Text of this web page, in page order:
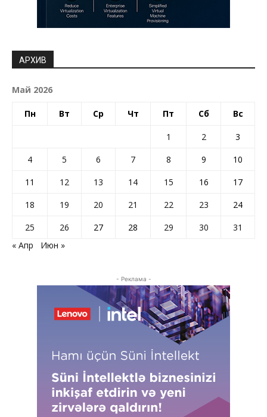
АРХИВ
Май 2026
Пн Вт Ср Чт Пт Сб Вс
1 2
3
4
5 6 7 8 9
10
11
12 13 14 15 16
17
18
19 20 21 22 23
24
25
26 27 28 29 30
31
« Апр
Июн »
- Реклама -